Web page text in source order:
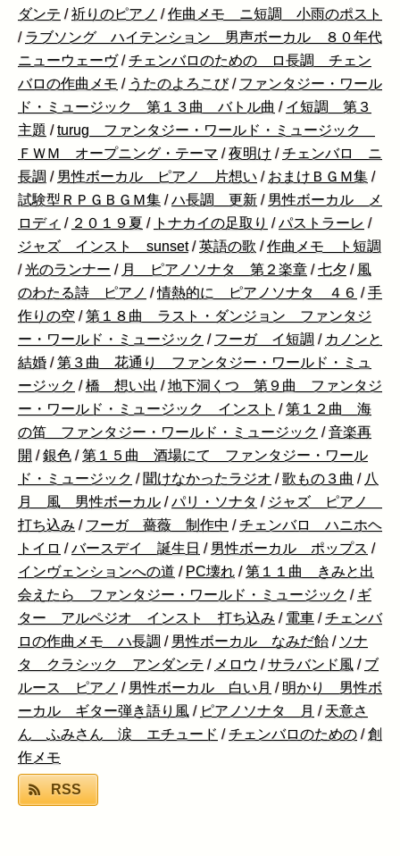
ダンテ /祈りのピアノ /作曲メモ ニ短調 小雨のポスト
/ ラブソング ハイテンション 男声ボーカル ８０年代
ニューウェーヴ /チェンバロのための ロ長調 チェン
バロの作曲メモ / うたのよろこび / ファンタジー・ワール
ド・ミュージック 第１３曲 バトル曲 / イ短調 第３
主題 /turug ファンタジー・ワールド・ミュージック
ＦＷＭ オープニング・テーマ /夜明け /チェンバロ ニ
長調 / 男性ボーカル ピアノ 片想い / おまけＢＧＭ集 /
試験型ＲＰＧＢＧＭ集 /ハ長調 更新 / 男性ボーカル メ
ロディ / ２０１９夏 / トナカイの足取り /パストラーレ /
ジャズ インスト sunset /英語の歌 /作曲メモ ト短調
/光のランナー / 月 ピアノソナタ 第２楽章 /七夕 / 風
のわたる詩 ピアノ /情熱的に ピアノソナタ ４６ /手
作りの空 /第１８曲 ラスト・ダンジョン ファンタジ
ー・ワールド・ミュージック / フーガ イ短調 / カノンと
結婚 /第３曲 花通り ファンタジー・ワールド・ミュ
ージック /橋 想い出 /地下洞くつ 第９曲 ファンタジ
ー・ワールド・ミュージック インスト /第１２曲 海
の笛 ファンタジー・ワールド・ミュージック /音楽再
開 /銀色 /第１５曲 酒場にて ファンタジー・ワール
ド・ミュージック / 聞けなかったラジオ /歌もの３曲 / 八
月 風 男性ボーカル /パリ・ソナタ / ジャズ ピアノ
打ち込み / フーガ 薔薇 制作中 /チェンバロ ハニホヘ
トイロ /バースデイ 誕生日 / 男性ボーカル ポップス /
インヴェンションへの道 / PC壊れ /第１１曲 きみと出
会えたら ファンタジー・ワールド・ミュージック / ギ
ター アルペジオ インスト 打ち込み / 電車 /チェンバ
ロの作曲メモ ハ長調 / 男性ボーカル なみだ飴 / ソナ
タ クラシック アンダンテ / メロウ /サラバンド風 / ブ
ルース ピアノ / 男性ボーカル 白い月 / 明かり 男性ボ
ーカル ギター弾き語り風 / ピアノソナタ 月 / 天意さ
ん ふみさん 涙 エチュード /チェンバロのための /創
作メモ
RSS